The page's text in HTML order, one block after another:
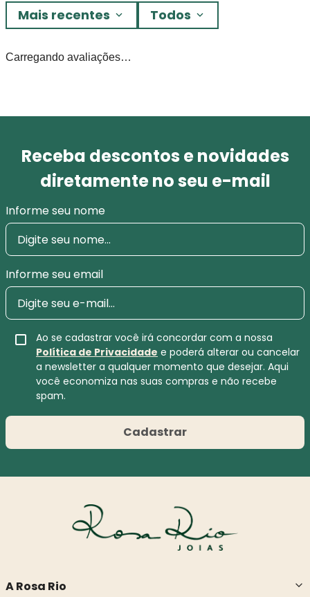
Mais recentes Todos
Carregando avaliações…
Receba descontos e novidades
diretamente no seu e-mail
Informe seu nome
Informe seu email
Ao se cadastrar você irá concordar com a nossa
Política de Privacidade e poderá alterar ou cancelar
a newsletter a qualquer momento que desejar. Aqui
você economiza nas suas compras e não recebe
spam.
Cadastrar
A Rosa Rio